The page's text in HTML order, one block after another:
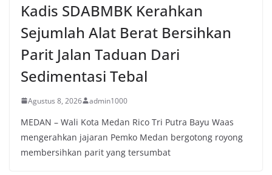
Kadis SDABMBK Kerahkan
Sejumlah Alat Berat Bersihkan
Parit Jalan Taduan Dari
Sedimentasi Tebal
Agustus 8, 2026 admin1000
MEDAN – Wali Kota Medan Rico Tri Putra Bayu Waas
mengerahkan jajaran Pemko Medan bergotong royong
membersihkan parit yang tersumbat